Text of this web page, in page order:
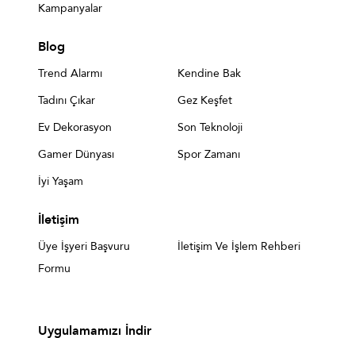
Kampanyalar
Blog
Trend Alarmı
Kendine Bak
Tadını Çıkar
Gez Keşfet
Ev Dekorasyon
Son Teknoloji
Gamer Dünyası
Spor Zamanı
İyi Yaşam
İletişim
Üye İşyeri Başvuru
Formu
İletişim Ve İşlem Rehberi
Uygulamamızı İndir